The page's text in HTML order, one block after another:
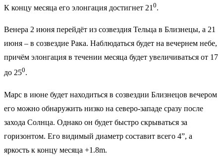
К концу месяца его элонгация достигнет 21 0.
Венера 2 июня перейдёт из созвездия Тельца в Близнецы, а 21
июня – в созвездие Рака. Наблюдаться будет на вечернем небе,
причём элонгация в течении месяца будет увеличиваться от 17
до 250.
Марс в июне будет находиться в созвездии Близнецов вечером
его можно обнаружить низко на северо-западе сразу после
захода Солнца. Однако он будет быстро скрываться за
горизонтом. Его видимый диаметр составит всего 4”, а
яркость к концу месяца +1.8m.